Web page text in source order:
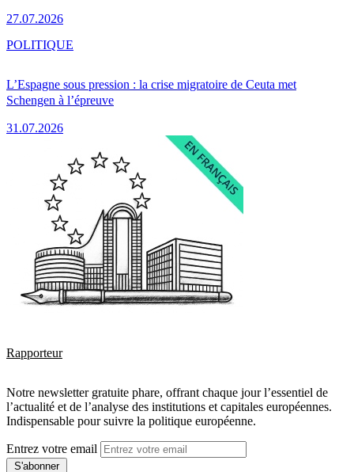
27.07.2026
L’Espagne sous pression : la crise migratoire de Ceuta met
Schengen à l’épreuve
31.07.2026
POLITIQUE
Rapporteur
Notre newsletter gratuite phare, offrant chaque jour l’essentiel de
l’actualité et de l’analyse des institutions et capitales européennes.
Indispensable pour suivre la politique européenne.
Entrez votre email
S'abonner